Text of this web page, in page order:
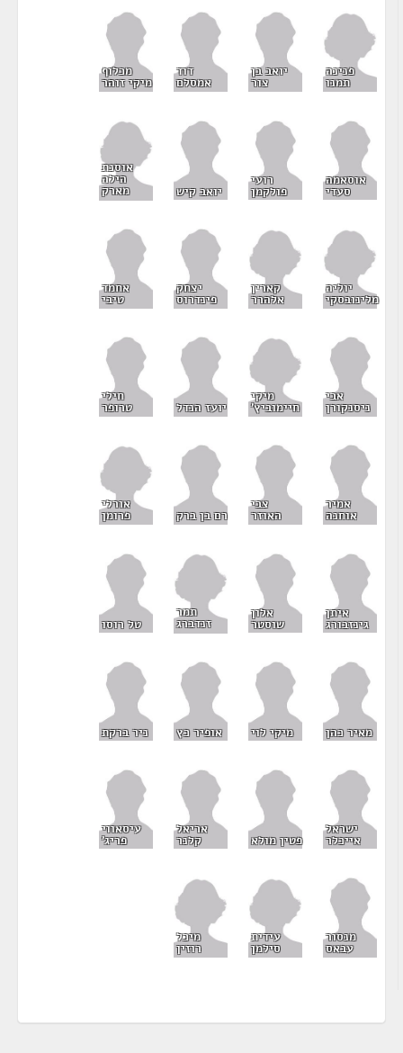
פנינה
תמנו
יואב בן
צור
דוד
אמסלם
מכלוף
מיקי זוהר
אוסאמה
סעדי
רועי
פולקמן יואב קיש
אוסנת
הילה
מארק
יוליה
מלינובסקי
קארין
אלהרר
יצחק
פינדרוס
אחמד
טיבי
אבי
ניסנקורן
מיקי
חיימוביץ' יועז הנדל
חילי
טרופר
אמיר
אוחנה
צבי
האוזר רם בן ברק
אורלי
פרומן
איתן
גינזבורג
אלון
שוסטר
תמר
זנדברג טל רוסו
מאיר כהן מיקי לוי אופיר כץ ניר ברקת
ישראל
אייכלר פטין מולא
אריאל
קלנר
עיסאווי
פריג'
מנסור
עבאס
עידית
סילמן
מיכל
רוזין